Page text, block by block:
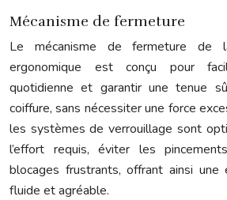
Mécanisme de fermeture
Le mécanisme de fermeture de
ergonomique est conçu pour
quotidienne et garantir une tenue
coiffure, sans nécessiter une force
les systèmes de verrouillage sont
l’effort requis, éviter les
blocages frustrants, offrant ainsi une
fluide et agréable.